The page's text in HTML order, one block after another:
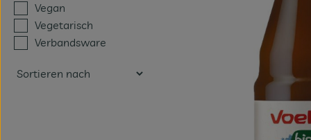
Vegan
Vegetarisch
Verbandsware